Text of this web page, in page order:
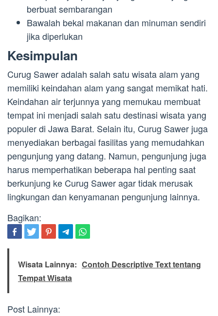
berbuat sembarangan
Bawalah bekal makanan dan minuman sendiri
jika diperlukan
Kesimpulan
Curug Sawer adalah salah satu wisata alam yang
memiliki keindahan alam yang sangat memikat hati.
Keindahan air terjunnya yang memukau membuat
tempat ini menjadi salah satu destinasi wisata yang
populer di Jawa Barat. Selain itu, Curug Sawer juga
menyediakan berbagai fasilitas yang memudahkan
pengunjung yang datang. Namun, pengunjung juga
harus memperhatikan beberapa hal penting saat
berkunjung ke Curug Sawer agar tidak merusak
lingkungan dan kenyamanan pengunjung lainnya.
Bagikan:
Wisata Lainnya: Contoh Descriptive Text tentang
Tempat Wisata
Post Lainnya: